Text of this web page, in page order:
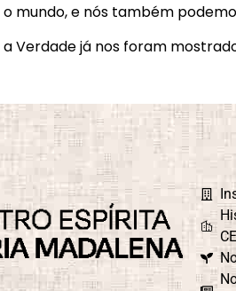
mundo, e nós também
a Verdade já nos foram